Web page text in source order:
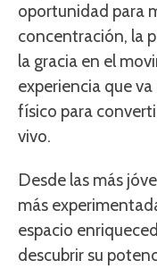
oportunidad para
concentración, la
la gracia en el
experiencia que
físico para
vivo.
Desde las más
más
espacio
descubrir su